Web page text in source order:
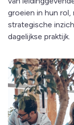
groeien in hun rol,
strategische
dagelijkse praktijk.